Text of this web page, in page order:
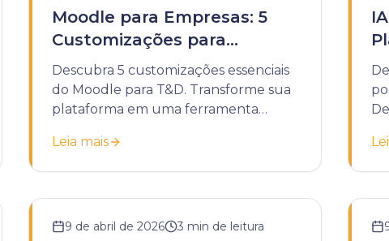
Moodle para Empresas: 5
Customizações para
Treinamentos de T&D
Descubra 5 customizações essenciais
do Moodle para T&D. Transforme sua
plataforma em uma ferramenta
corporativos eficazes.
Leia mais
9 de abril de 2026 3 min de leitura